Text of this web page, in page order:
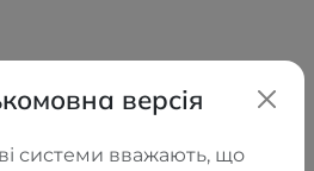
версія
системи вважають, що